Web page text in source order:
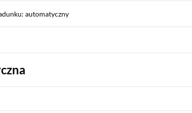
automatyczny